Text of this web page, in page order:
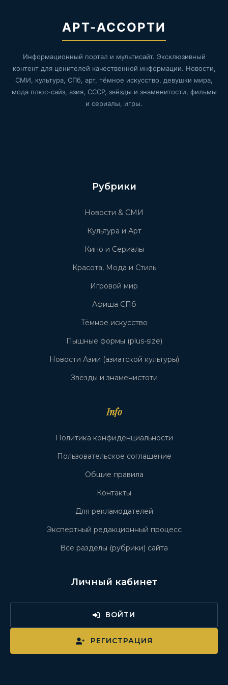
АРТ-АССОРТИ
Информационный портал и мультисайт. Эксклюзивный
контент для ценителей качественной информации. Новости,
СМИ, культура, СПб, арт, тёмное искусство, девушки мира,
мода плюс-сайз, азия, СССР, звёзды и знаменитости, фильмы
и сериалы, игры.
Рубрики
Новости & СМИ
Культура и Арт
Кино и Сериалы
Красота, Мода и Стиль
Игровой мир
Афиша СПб
Тёмное искусство
Пышные формы (plus-size)
Новости Азии (азиатской культуры)
Звёзды и знаменистоти
Info
Политика конфиденциальности
Пользовательское соглашение
Общие правила
Контакты
Для рекламодателей
Экспертный редакционный процесс
Все разделы (рубрики) сайта
Личный кабинет
ВОЙТИ
РЕГИСТРАЦИЯ